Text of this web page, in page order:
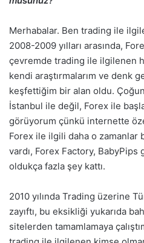
Merhabalar. Ben trading ile
2008-2009 yılları arasında,
çevremde trading ile ilgilenen
kendi araştırmalarım ve denk
keşfettiğim bir alan oldu.
İstanbul ile değil, Forex ile
görüyorum çünkü internette
Forex ile ilgili daha o zamanlar
vardı, Forex Factory,
oldukça fazla şey kattı.
2010 yılında Trading üzerine
zayıftı, bu eksikliği yukarıda
sitelerden tamamlamaya